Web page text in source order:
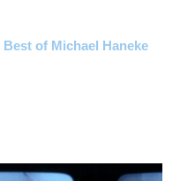
Best of Michael Haneke